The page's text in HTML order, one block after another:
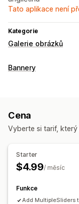
Tato aplikace není
Kategorie
Galerie obrázků
Typy galerií
Vlastní CSS
Responzivní
Bannery
Personalizovaná
Odkazy a tlačítka
Cena
Vyberte si tarif,
Starter
$4.99/ měsíc
Funkce
Add MultipleSliders